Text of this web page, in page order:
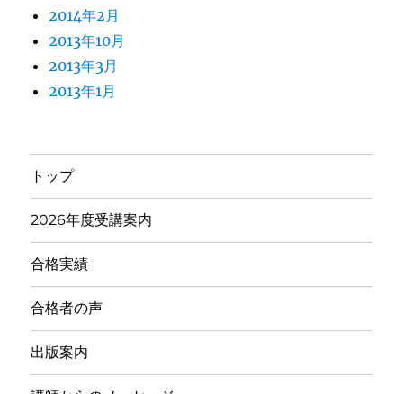
2014年2月
2013年10月
2013年3月
2013年1月
トップ
2026年度受講案内
合格実績
合格者の声
出版案内